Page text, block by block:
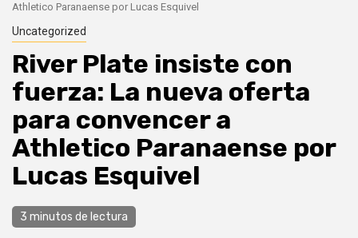
Athletico Paranaense por Lucas Esquivel
Uncategorized
River Plate insiste con
fuerza: La nueva oferta
para convencer a
Athletico Paranaense por
Lucas Esquivel
3 minutos de lectura